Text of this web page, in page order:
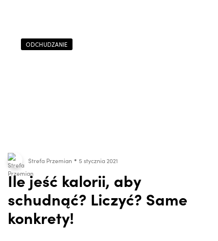
ODCHUDZANIE
Strefa Przemian 5 stycznia 2021
Ile jeść kalorii, aby
schudnąć? Liczyć? Same
konkrety!